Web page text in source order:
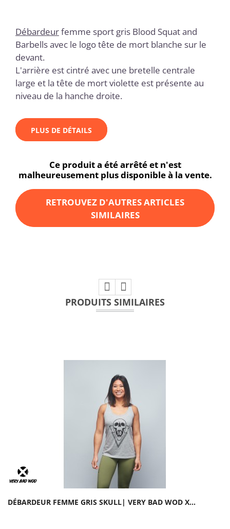
Débardeurfemme sport gris Blood Squat and
Barbells avec le logo tête de mort blanche sur le
devant.
L'arrière est cintré avec une bretelle centrale
large et la tête de mort violette est présente au
niveau de la hanche droite.
PLUS DE DÉTAILS
Ce produit a été arrêté et n'est
malheureusement plus disponible à la vente.
RETROUVEZ D'AUTRES ARTICLES
SIMILAIRES
PRODUITS SIMILAIRES
DÉBARDEUR FEMME GRIS SKULL| VERY BAD WOD X...